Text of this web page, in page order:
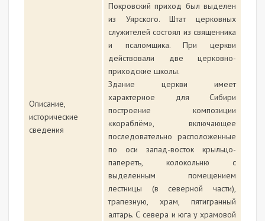
Описание,
исторические
сведения
Покровский приход был выделен
из Уярского. Штат церковных
служителей состоял из священника
и псаломщика. При церкви
действовали две церковно-
приходские школы.
Здание церкви имеет
характерное для Сибири
построение композиции
«кораблём», включающее
последовательно расположенные
по оси запад-восток крыльцо-
папереть, колокольню с
выделенным помещением
лестницы (в северной части),
трапезную, храм, пятигранный
алтарь. С севера и юга у храмовой